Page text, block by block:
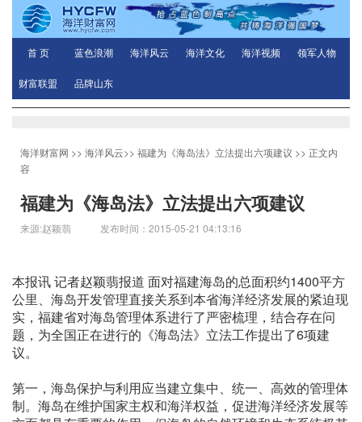
首 页 蓝色浪潮 海洋风云 海洋文化 海洋视频 领军人物
财富联盟 品牌山东
海洋财富网 >> 海洋风云>> 福建为《海岛法》立法提出六项建议 >> 正文内
容
福建为《海岛法》立法提出六项建议
来源:赵颖翡 发布时间：2015-05-21 04:13:16
本报讯 记者赵颖翡报道 面对福建海岛的总面积约1400平方
公里、海岛开发管理直接关系到本省海洋经济发展的紧迫现
实，福建省对海岛管理体系进行了严密梳理，结合存在问
题，为全国正在进行的《海岛法》立法工作提出了6项建
议。
第一，海岛保护与利用应当建立集中、统一、高效的管理体
制。海岛在维护国家主权和海洋权益，促进海洋经济发展等